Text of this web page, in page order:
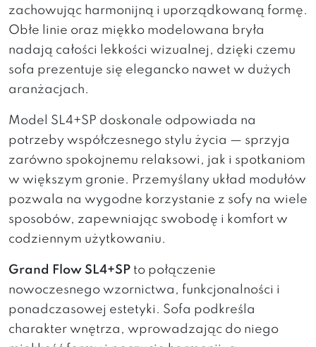
zachowując harmonijną i uporządkowaną formę.
Obłe linie oraz miękko modelowana bryła
nadają całości lekkości wizualnej, dzięki czemu
sofa prezentuje się elegancko nawet w dużych
aranżacjach.
Model SL4+SP doskonale odpowiada na
potrzeby współczesnego stylu życia — sprzyja
zarówno spokojnemu relaksowi, jak i spotkaniom
w większym gronie. Przemyślany układ modułów
pozwala na wygodne korzystanie z sofy na wiele
sposobów, zapewniając swobodę i komfort w
codziennym użytkowaniu.
Grand Flow SL4+SP to połączenie
nowoczesnego wzornictwa, funkcjonalności i
ponadczasowej estetyki. Sofa podkreśla
charakter wnętrza, wprowadzając do niego